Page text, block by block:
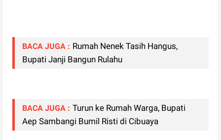
BACA JUGA : Rumah Nenek Tasih Hangus,
Bupati Janji Bangun Rulahu
BACA JUGA : Turun ke Rumah Warga, Bupati
Aep Sambangi Bumil Risti di Cibuaya